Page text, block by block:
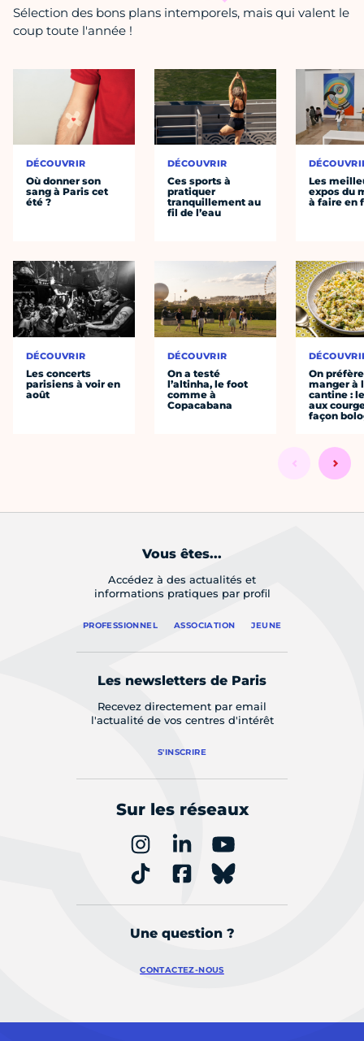
Sélection des bons plans intemporels, mais qui valent le
coup toute l'année !
DÉCOUVRIR
Où donner son
sang à Paris cet
été ?
DÉCOUVRIR
Les concerts
parisiens à voir en
août
DÉCOUVRIR
Ces sports à
pratiquer
tranquillement au
fil de l’eau
DÉCOUVRIR
On a testé
l’altinha, le foot
comme à
Copacabana
Les
expos du
à faire en
On préfère
manger à
cantine :
aux
façon
Vous êtes...
Accédez à des actualités et
informations pratiques par profil
PROFESSIONNEL ASSOCIATION JEUNE
Les newsletters de Paris
Recevez directement par email
l'actualité de vos centres d'intérêt
S'INSCRIRE
Sur les réseaux
Une question ?
CONTACTEZ-NOUS